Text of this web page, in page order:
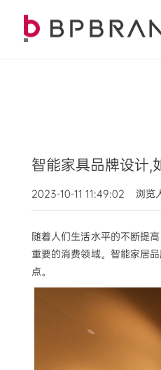
智能家具品牌设计,
2023-10-11 11:49:02 浏览
随着人们生活水平的不断提
重要的消费领域。智能家居
点。